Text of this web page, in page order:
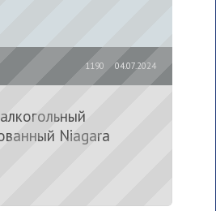
04.07.2024
1190
Niagara